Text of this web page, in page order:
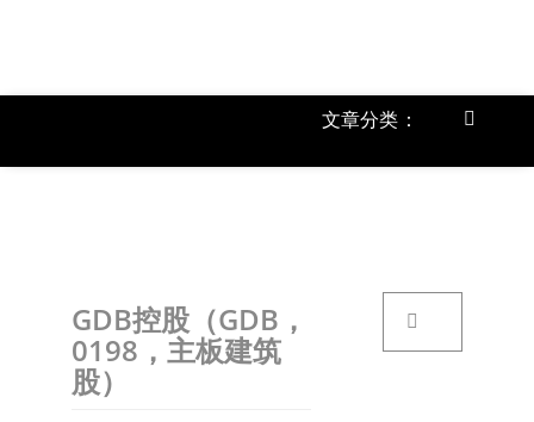
文章分类：
Toggle
GDB控股（GDB，
0198，主板建筑
股）